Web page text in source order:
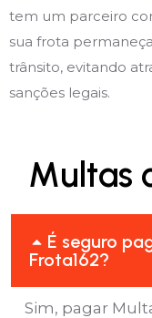
tem um parceiro
sua frota
trânsito, evitando
sanções legais.
Multas
É seguro
Frota162?
Sim, pagar